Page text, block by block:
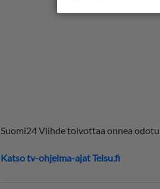
Suomi24 Viihde toivottaa onnea
Katso tv-ohjelma-ajat Telsu.fi